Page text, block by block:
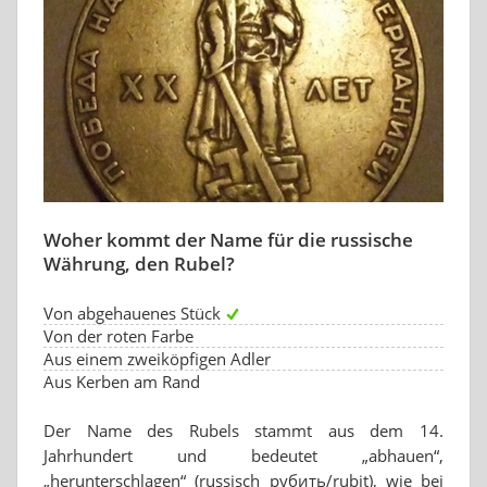
Woher kommt der Name für die russische
Währung, den Rubel?
Von abgehauenes Stück
Von der roten Farbe
Aus einem zweiköpfigen Adler
Aus Kerben am Rand
Der Name des Rubels stammt aus dem 14.
Jahrhundert und bedeutet „abhauen“,
„herunterschlagen“ (russisch рубить/rubit), wie bei